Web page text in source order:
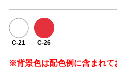
C-21 C-26
※背景色は配色例に含まれて